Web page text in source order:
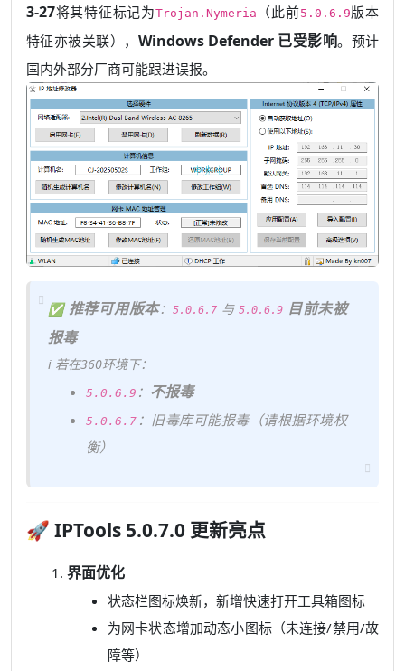
3-27将其特征标记为Trojan.Nymeria （此前5.0.6.9版本
特征亦被关联）， Windows Defender 已受影响。预计
国内外部分厂商可能跟进误报。
✅ 推荐可用版本： 5.0.6.7与 5.0.6.9 目前未被
报毒
ℹ️ 若在360环境下：
5.0.6.9 ： 不报毒
5.0.6.7 ：旧毒库可能报毒（请根据环境权
衡）
🚀 IPTools 5.0.7.0 更新亮点
界面优化
状态栏图标焕新，新增快速打开工具箱图标
为网卡状态增加动态小图标（未连接/禁用/故
障等）